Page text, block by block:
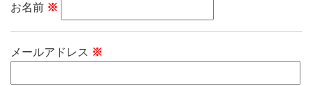
お名前 ※
メールアドレス ※